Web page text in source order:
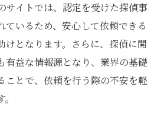
サイトでは、認定を受けた探偵事
ているため、安心して依頼できる
けとなります。さらに、探偵に関
有益な情報源となり、業界の基礎
ことで、依頼を行う際の不安を軽